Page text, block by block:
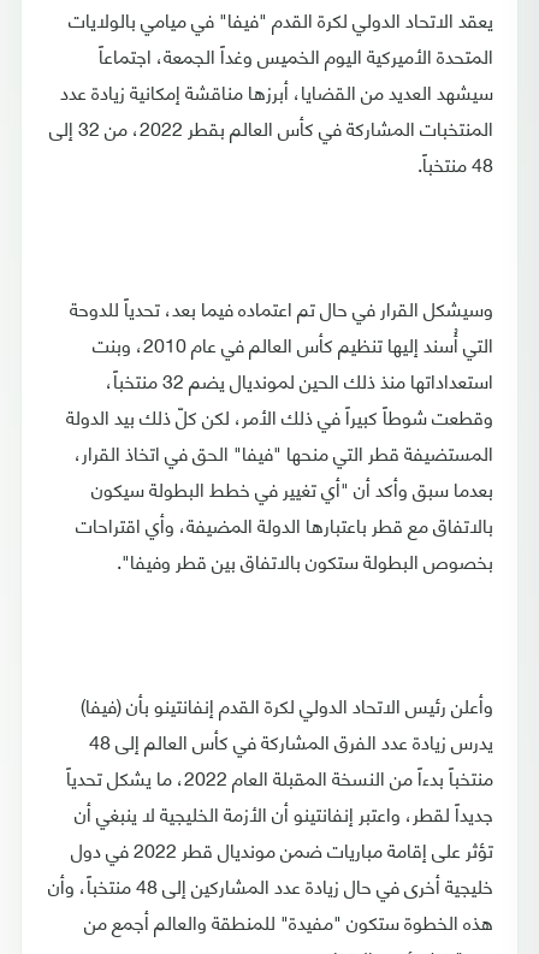
يعقد الاتحاد الدولي لكرة القدم "فيفا" في ميامي بالولايات
المتحدة الأميركية اليوم الخميس وغداً الجمعة، اجتماعاً
سيشهد العديد من القضايا، أبرزها مناقشة إمكانية زيادة عدد
المنتخبات المشاركة في كأس العالم بقطر 2022، من 32 إلى
48 منتخباً.
وسيشكل القرار في حال تم اعتماده فيما بعد، تحدياً للدوحة
التي أُسند إليها تنظيم كأس العالم في عام 2010، وبنت
استعداداتها منذ ذلك الحين لمونديال يضم 32 منتخباً،
وقطعت شوطاً كبيراً في ذلك الأمر، لكن كلّ ذلك بيد الدولة
المستضيفة قطر التي منحها "فيفا" الحق في اتخاذ القرار،
بعدما سبق وأكد أن "أي تغيير في خطط البطولة سيكون
بالاتفاق مع قطر باعتبارها الدولة المضيفة، وأي اقتراحات
بخصوص البطولة ستكون بالاتفاق بين قطر وفيفا".
وأعلن رئيس الاتحاد الدولي لكرة القدم إنفانتينو بأن (فيفا)
يدرس زيادة عدد الفرق المشاركة في كأس العالم إلى 48
منتخباً بدءاً من النسخة المقبلة العام 2022، ما يشكل تحدياً
جديداً لقطر، واعتبر إنفانتينو أن الأزمة الخليجية لا ينبغي أن
تؤثر على إقامة مباريات ضمن مونديال قطر 2022 في دول
خليجية أخرى في حال زيادة عدد المشاركين إلى 48 منتخباً، وأن
هذه الخطوة ستكون "مفيدة" للمنطقة والعالم أجمع من